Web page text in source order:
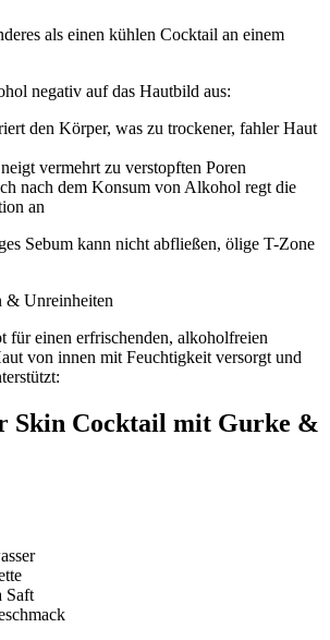
als einen kühlen Cocktail an einem
negativ auf das Hautbild aus:
den Körper, was zu trockener, fahler Haut
vermehrt zu verstopften Poren
nach dem Konsum von Alkohol regt die
an
Sebum kann nicht abfließen, ölige T-Zone
& Unreinheiten
für einen erfrischenden, alkoholfreien
von innen mit Feuchtigkeit versorgt und
Skin Cocktail mit Gurke &
Saft